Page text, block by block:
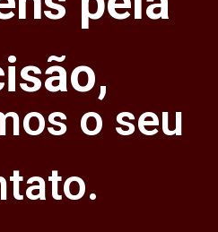
o seu